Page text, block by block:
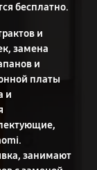
бесплатно.
и
замена
и
платы
и
занимают